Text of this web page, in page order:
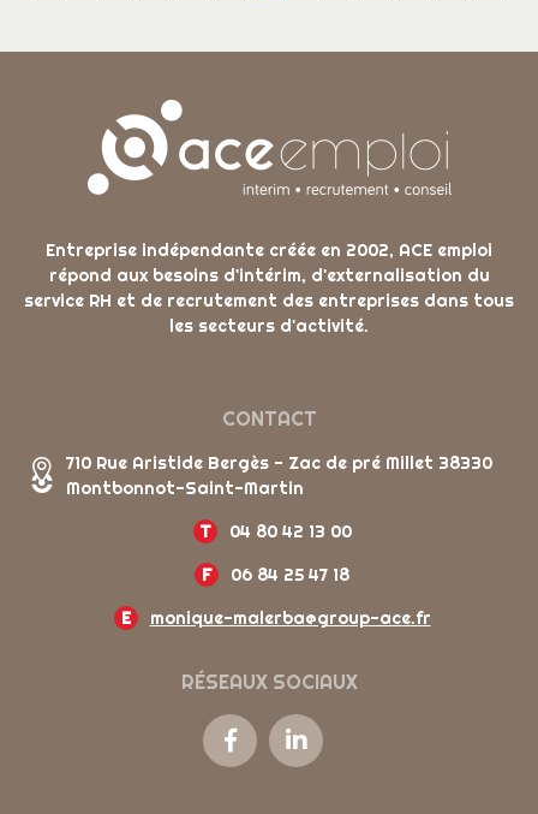
Entreprise indépendante créée en 2002, ACE emploi
répond aux besoins d'intérim, d'externalisation du
service RH et de recrutement des entreprises dans tous
les secteurs d'activité.
CONTACT
710 Rue Aristide Bergès - Zac de pré Millet 38330
Montbonnot-Saint-Martin
T
04 80 42 13 00
F
06 84 25 47 18
E
monique-malerba@group-ace.fr
RÉSEAUX SOCIAUX